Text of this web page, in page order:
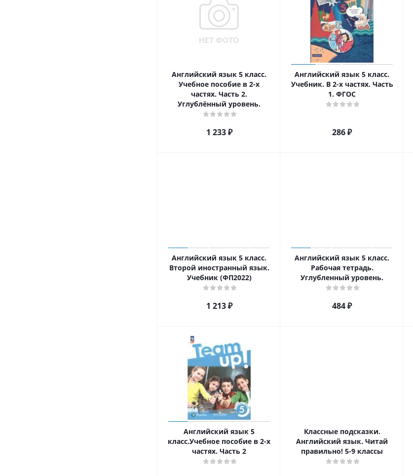
Английский язык 5 класс.
Учебное пособие в 2-х
частях. Часть 2.
Углублённый уровень.
1 233₽
Английский язык 5 класс.
Учебник. В 2-х частях. Часть
1. ФГОС
286₽
Английский язык 5 класс.
Второй иностранный язык.
Учебник (ФП2022)
1 213₽
Английский язык 5 класс.
Рабочая тетрадь.
Углубленный уровень.
484₽
Английский язык 5
класс.Учебное пособие в 2-х
частях. Часть 2
Классные подсказки.
Английский язык. Читай
правильно! 5-9 классы